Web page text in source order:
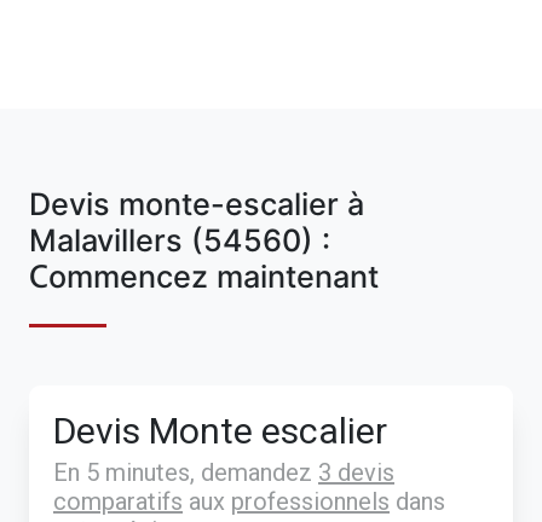
Devis monte-escalier à
Malavillers (54560) :
Commencez maintenant
Devis Monte escalier
En 5 minutes, demandez 3 devis
comparatifs aux professionnels dans